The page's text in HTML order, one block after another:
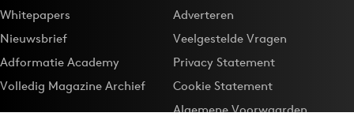
Whitepapers
Nieuwsbrief
Adformatie Academy
Volledig Magazine Archief
Adverteren
Veelgestelde Vragen
Privacy Statement
Cookie Statement
Algemene Voorwaarden